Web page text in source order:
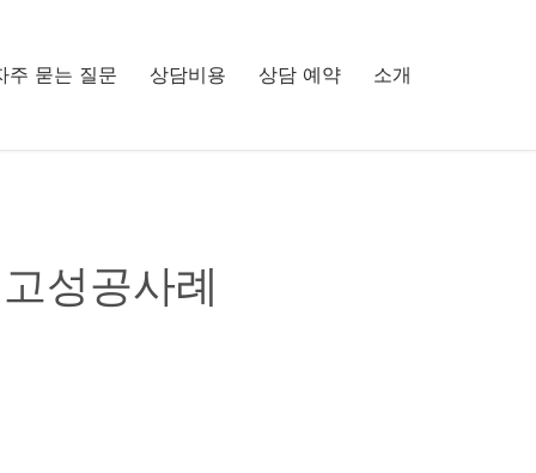
주 묻는 질문 상담비용 상담 예약 소개
성공사례